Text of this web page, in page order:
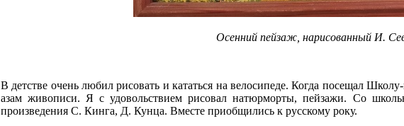
Осенний пейзаж, нарисованный И.
В детстве очень любил рисовать и кататься на велосипеде. Когда посещал
азам живописи. Я с удовольствием рисовал натюрморты, пейзажи. Со
произведения С. Кинга, Д. Кунца. Вместе приобщились к русскому року.